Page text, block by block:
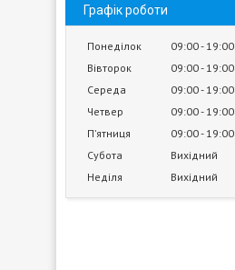
Графік роботи
Понеділок 09:00 19:00
Вівторок
09:00 19:00
Середа
09:00 19:00
Четвер
09:00 19:00
Пʼятниця
09:00 19:00
Субота
Вихідний
Неділя
Вихідний